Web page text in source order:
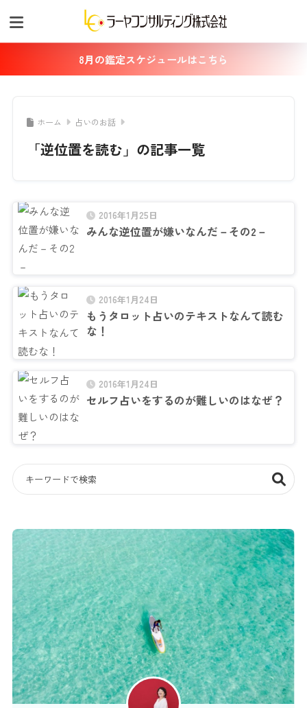
8月の鑑定スケジュールはこちら
ホーム 占いのお話
「逆位置を読む」の記事一覧
2016年1月25日
みんな逆位置が嫌いなんだ－その2－
2016年1月24日
もうタロット占いのテキストなんて読む
な！
2016年1月24日
セルフ占いをするのが難しいのはなぜ？